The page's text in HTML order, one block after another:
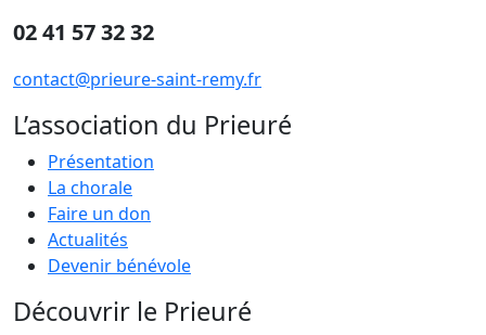
02 41 57 32 32
contact@prieure-saint-remy.fr
L’association du Prieuré
Présentation
La chorale
Faire un don
Actualités
Devenir bénévole
Découvrir le Prieuré